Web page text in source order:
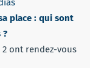
place : qui sont
?
2 ont rendez-vous